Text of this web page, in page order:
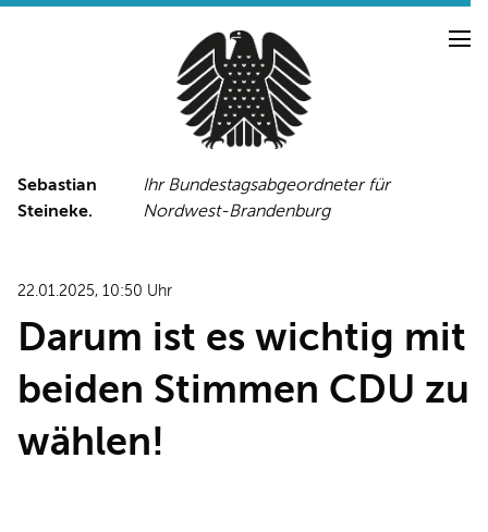
Sebastian
Steineke.
Ihr Bundestagsabgeordneter für
Nordwest-Brandenburg
NEUIGKEITEN
22.01.2025, 10:50 Uhr
Darum ist es wichtig mit
beiden Stimmen CDU zu
wählen!